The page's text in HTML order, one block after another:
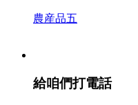
農産品五
農産品二
給咱們打電話